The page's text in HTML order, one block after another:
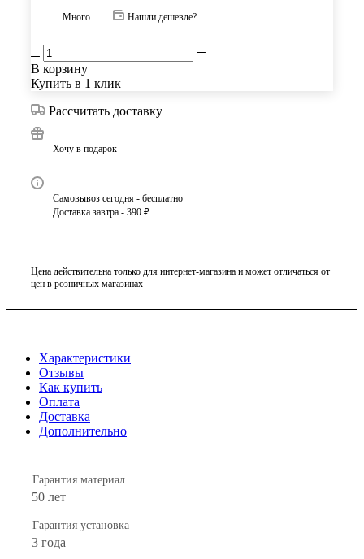
Много Нашли дешевле?
В корзину
Купить в 1 клик
Рассчитать доставку
Хочу в подарок
Самовывоз сегодня - бесплатно
Доставка завтра - 390 ₽
Цена действительна только для интернет-магазина и может отличаться от
цен в розничных магазинах
Характеристики
Отзывы
Как купить
Оплата
Доставка
Дополнительно
Гарантия материал
50 лет
Гарантия установка
3 года